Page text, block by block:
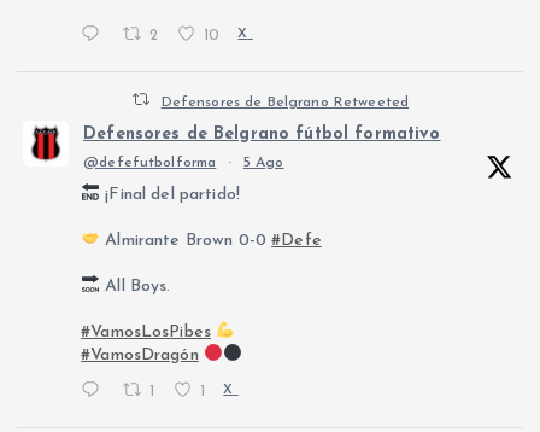
2 10 X
Defensores de Belgrano Retweeted
Defensores de Belgrano fútbol formativo
@defefutbolforma · 5 Ago
¡Final del partido!
Almirante Brown 0-0#Defe
All Boys.
#VamosLosPibes
#VamosDragón
X